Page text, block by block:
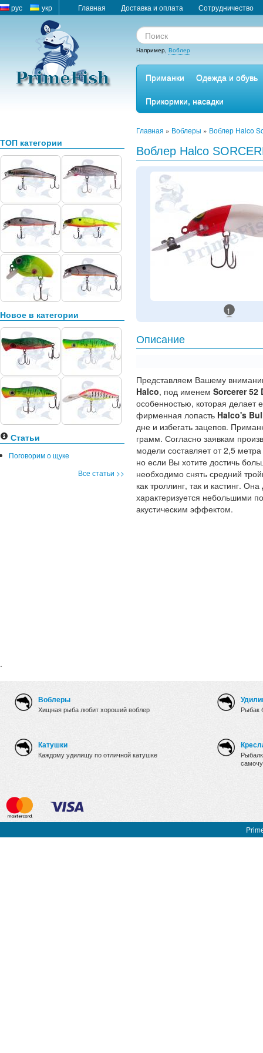
рус укр Главная Доставка и оплата Сотрудничество
Например, Воблер
Приманки
Одежда и обувь
Прикормки, насадки
ТОП категории
Новое в категории
Статьи
Поговорим о щуке
Все статьи >>
.
Главная » Воблеры » Воблер Halco
Воблер Halco
1
Описание
Представляем Вашему
Halco, под именем Sorcerer 52
особенностью, которая
фирменная лопасть Halco's
дне и избегать зацепов.
грамм. Согласно заявкам
модели составляет от 2,5
но если Вы хотите достичь
необходимо снять средний
как троллинг, так и кастинг.
характеризуется небольшими
акустическим эффектом.
Воблеры
Хищная рыба любит хороший воблер
Катушки
Каждому удилищу по отличной катушке
Рыбак